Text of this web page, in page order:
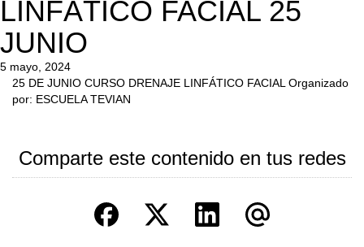
LINFÁTICO FACIAL 25
JUNIO
5 mayo, 2024
25 DE JUNIO CURSO DRENAJE LINFÁTICO FACIAL Organizado
por: ESCUELA TEVIAN
Comparte este contenido en tus redes